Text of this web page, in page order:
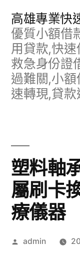
高雄專業快
優質小額借
用貸款,快
救急身份證
過難關,小
速轉現,貸款
塑料軸
屬刷卡
療儀器
作
admin